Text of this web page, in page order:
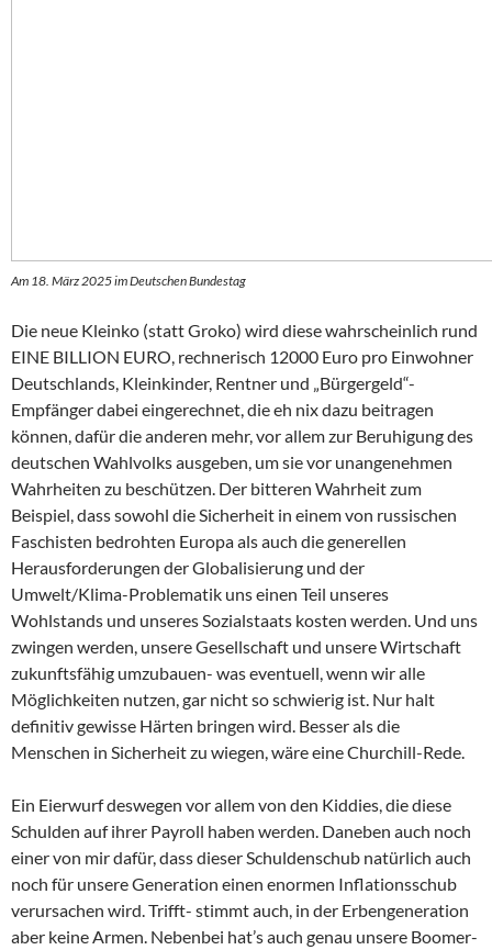
Am 18. März 2025 im Deutschen Bundestag
Die neue Kleinko (statt Groko) wird diese wahrscheinlich rund
EINE BILLION EURO, rechnerisch 12000 Euro pro Einwohner
Deutschlands, Kleinkinder, Rentner und „Bürgergeld“-
Empfänger dabei eingerechnet, die eh nix dazu beitragen
können, dafür die anderen mehr, vor allem zur Beruhigung des
deutschen Wahlvolks ausgeben, um sie vor unangenehmen
Wahrheiten zu beschützen. Der bitteren Wahrheit zum
Beispiel, dass sowohl die Sicherheit in einem von russischen
Faschisten bedrohten Europa als auch die generellen
Herausforderungen der Globalisierung und der
Umwelt/Klima-Problematik uns einen Teil unseres
Wohlstands und unseres Sozialstaats kosten werden. Und uns
zwingen werden, unsere Gesellschaft und unsere Wirtschaft
zukunftsfähig umzubauen- was eventuell, wenn wir alle
Möglichkeiten nutzen, gar nicht so schwierig ist. Nur halt
definitiv gewisse Härten bringen wird. Besser als die
Menschen in Sicherheit zu wiegen, wäre eine Churchill-Rede.
Ein Eierwurf deswegen vor allem von den Kiddies, die diese
Schulden auf ihrer Payroll haben werden. Daneben auch noch
einer von mir dafür, dass dieser Schuldenschub natürlich auch
noch für unsere Generation einen enormen Inflationsschub
verursachen wird. Trifft- stimmt auch, in der Erbengeneration
aber keine Armen. Nebenbei hat’s auch genau unsere Boomer-